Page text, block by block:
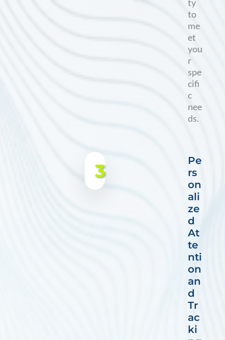
ty
to
me
et
you
r
spe
cifi
c
nee
ds.
3
Pe
rs
on
ali
ze
d
At
te
nti
on
an
d
Tr
ac
ki